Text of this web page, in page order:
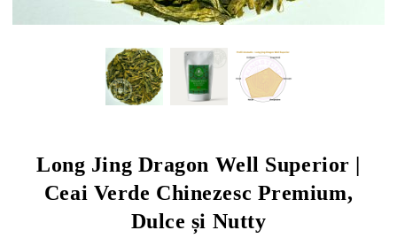
Long Jing Dragon Well Superior |
Ceai Verde Chinezesc Premium,
Dulce și Nutty